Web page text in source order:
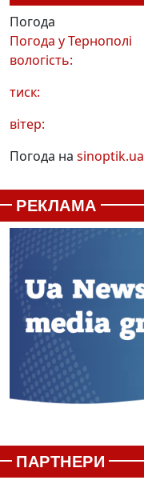
Погода
Погода уТернополі
вологість:
тиск:
вітер:
Погода на sinoptik.ua
РЕКЛАМА
ПАРТНЕРИ